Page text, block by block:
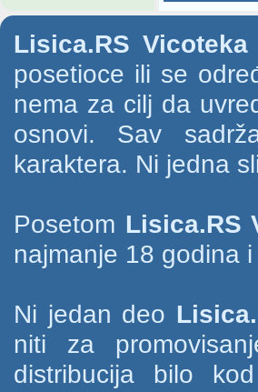
Lisica.RS Vicoteka
posetioce ili se
nema za cilj da
osnovi. Sav
karaktera. Ni jedna
Posetom Lisica.RS
najmanje 18 godina
Ni jedan deo
niti za
distribucija bilo